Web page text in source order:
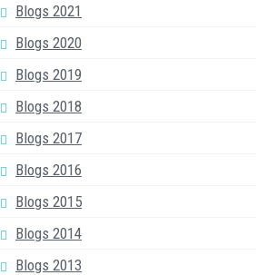
Blogs 2021
Blogs 2020
Blogs 2019
Blogs 2018
Blogs 2017
Blogs 2016
Blogs 2015
Blogs 2014
Blogs 2013